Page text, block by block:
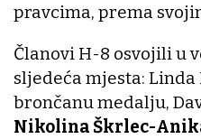
pravcima, prema
Članovi H-8 osvojili u
sljedeća mjesta:
brončanu medalju,
Nikolina Škrlec-